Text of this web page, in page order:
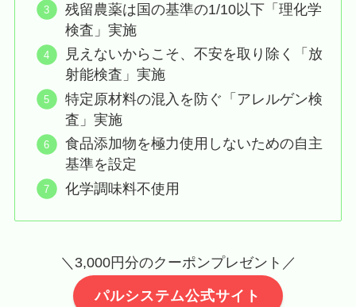
残留農薬は国の基準の1/10以下「理化学
検査」実施
見えないからこそ、不安を取り除く「放
射能検査」実施
特定原材料の混入を防ぐ「アレルゲン検
査」実施
食品添加物を極力使用しないための自主
基準を設定
化学調味料不使用
＼3,000円分のクーポンプレゼント／
パルシステム公式サイト